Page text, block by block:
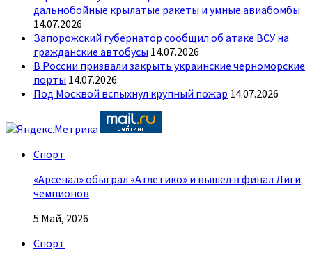
дальнобойные крылатые ракеты и умные авиабомбы
14.07.2026
Запорожский губернатор сообщил об атаке ВСУ на
гражданские автобусы 14.07.2026
В России призвали закрыть украинские черноморские
порты 14.07.2026
Под Москвой вспыхнул крупный пожар 14.07.2026
Спорт
«Арсенал» обыграл «Атлетико» и вышел в финал Лиги
чемпионов
5 Май, 2026
Спорт